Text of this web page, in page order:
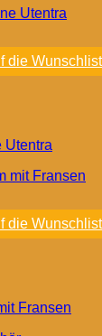
die
Utentra
die
Fransen